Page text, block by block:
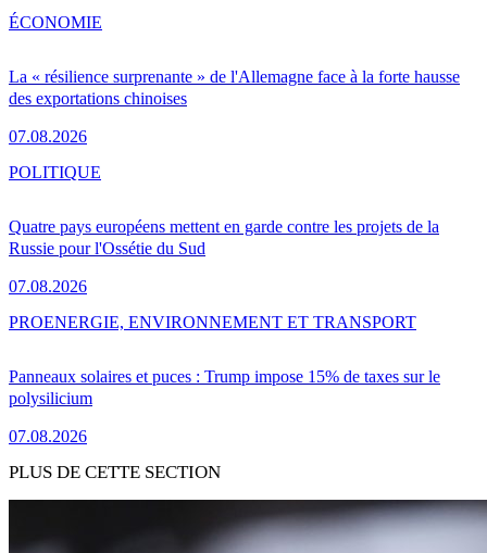
La « résilience surprenante » de l'Allemagne face à la forte hausse
des exportations chinoises
07.08.2026
ÉCONOMIE
Quatre pays européens mettent en garde contre les projets de la
Russie pour l'Ossétie du Sud
07.08.2026
POLITIQUE
Panneaux solaires et puces : Trump impose 15% de taxes sur le
polysilicium
07.08.2026
PROENERGIE, ENVIRONNEMENT ET TRANSPORT
PLUS DE CETTE SECTION